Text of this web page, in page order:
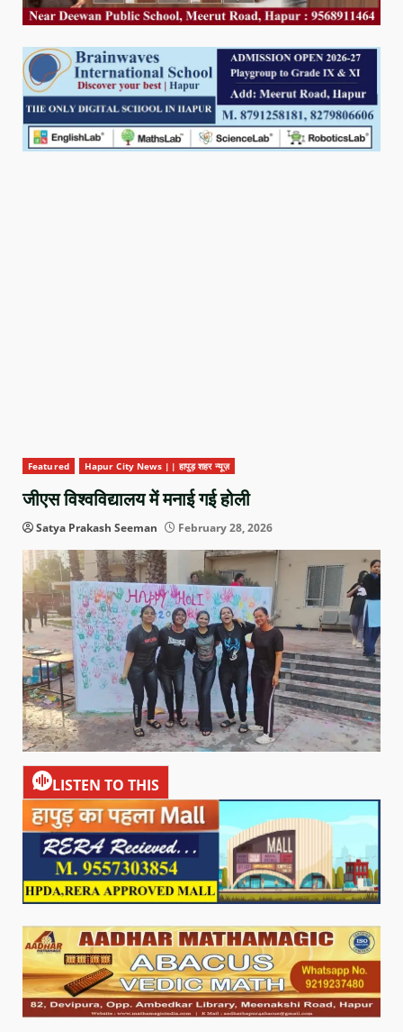
Featured Hapur City News || हापुड़ शहर न्यूज़
जीएस विश्वविद्यालय में मनाई गई होली
Satya Prakash Seeman February 28, 2026
LISTEN TO THIS